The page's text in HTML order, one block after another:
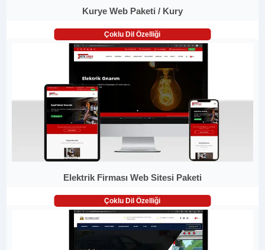
Kurye Web Paketi / Kury
Çoklu Dil Özelliği
Elektrik Firması Web Sitesi Paketi
Çoklu Dil Özelliği